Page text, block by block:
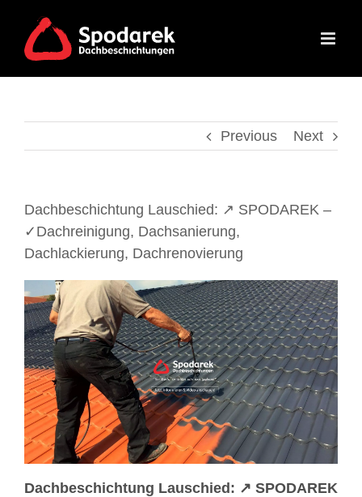
content
Previous Next
Dachbeschichtung Lauschied: ↗️ SPODAREK –
✓Dachreinigung, Dachsanierung,
Dachlackierung, Dachrenovierung
Dachbeschichtung Lauschied: ↗️ SPODAREK